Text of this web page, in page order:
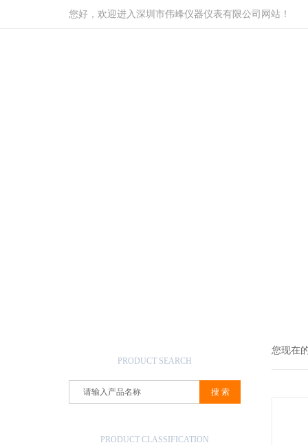
您好，欢迎进入深圳市伟峰仪器仪表有限公司网站！
PRODUCT SEARCH
PRODUCT CLASSIFICATION
您现在